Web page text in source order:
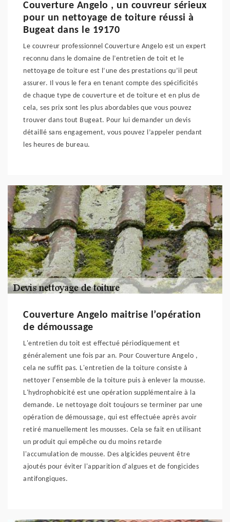
Couverture Angelo , un couvreur sérieux
pour un nettoyage de toiture réussi à
Bugeat dans le 19170
Le couvreur professionnel Couverture Angelo est un expert
reconnu dans le domaine de l’entretien de toit et le
nettoyage de toiture est l’une des prestations qu’il peut
assurer. Il vous le fera en tenant compte des spécificités
de chaque type de couverture et de toiture et en plus de
cela, ses prix sont les plus abordables que vous pouvez
trouver dans tout Bugeat. Pour lui demander un devis
détaillé sans engagement, vous pouvez l’appeler pendant
les heures de bureau.
Couverture Angelo maitrise l’opération
de démoussage
L'entretien du toit est effectué périodiquement et
généralement une fois par an. Pour Couverture Angelo ,
cela ne suffit pas. L'entretien de la toiture consiste à
nettoyer l'ensemble de la toiture puis à enlever la mousse.
L'hydrophobicité est une opération supplémentaire à la
demande. Le nettoyage doit toujours se terminer par une
opération de démoussage, qui est effectuée après avoir
retiré manuellement les mousses. Cela se fait en utilisant
un produit qui empêche ou du moins retarde
l'accumulation de mousse. Des algicides peuvent être
ajoutés pour éviter l'apparition d'algues et de fongicides
antifongiques.